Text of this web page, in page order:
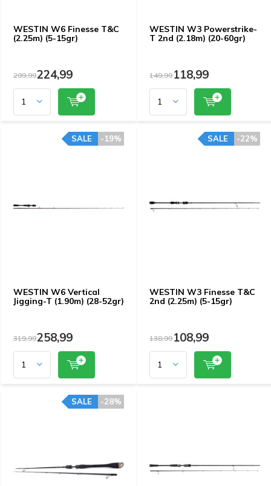
WESTIN W6 Finesse T&C
(2.25m) (5-15gr)
299,99224,99
WESTIN W3 Powerstrike-
T 2nd (2.18m) (20-60gr)
149,99118,99
WESTIN W6 Vertical
Jigging-T (1.90m) (28-52gr)
-19%
SALE
319,99258,99
WESTIN W3 Finesse T&C
2nd (2.25m) (5-15gr)
-22%
SALE
138,99108,99
-28%
SALE